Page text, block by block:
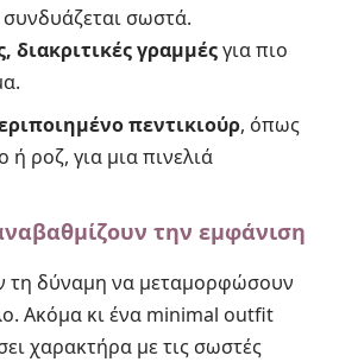
σωστά.
διακριτικές γραμμέςγια πιο
πεντικιούρ, όπως
ή ροζ, για μια πινελιά
την εμφάνιση
τη δύναμη να μεταμορφώσουν
Ακόμα κι ένα minimal outfit
χαρακτήρα με τις σωστές